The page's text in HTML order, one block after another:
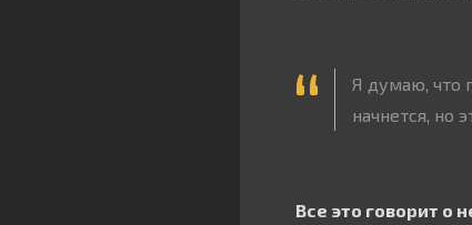
Я думаю, что
начнется, но
Все это говорит о